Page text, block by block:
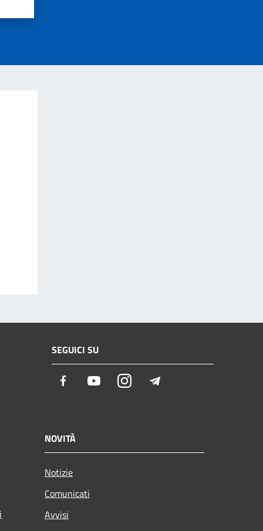
SEGUICI SU
Facebook YoutubeInstagram
NOVITÀ
Notizie
Comunicati
Avvisi